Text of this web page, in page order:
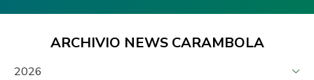
ARCHIVIO NEWS CARAMBOLA
2026